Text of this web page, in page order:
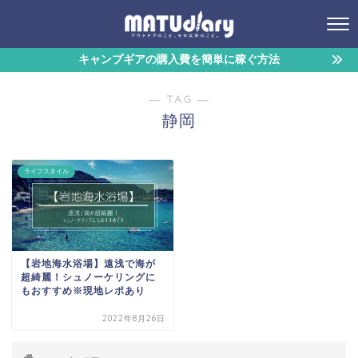
キャンプギアの購入費を簡単に稼ぐ方法
― TAG ―
静岡
ライフスタイル
【岩地海水浴場】遠浅で海が
超綺麗！シュノーケリングに
もおすすめ※現地レポあり
2022年8月26日